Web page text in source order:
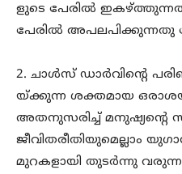
ളുടെ പേരിൽ
പേരിൽ അപലപിക്കുന്നതു
2. ചാൾസ് ഡാർവിന്റെ
യ്ക്കുന്ന ശക്തമായ
അതനുസരിച്ച് മനുഷ്യന്റെ
ജീവിതരീതിയുമെല്ലാം
മുറകളായി തുടർന്നു